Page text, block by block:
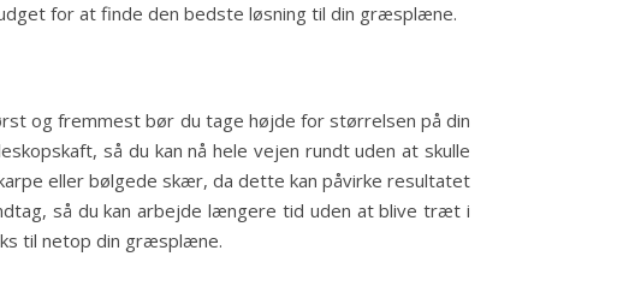
for at finde den bedste løsning til din græsplæne.
og fremmest bør du tage højde for størrelsen på din
så du kan nå hele vejen rundt uden at skulle
eller bølgede skær, da dette kan påvirke resultatet
så du kan arbejde længere tid uden at blive træt i
til netop din græsplæne.